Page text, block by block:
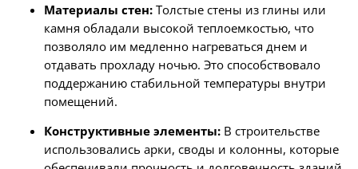
Материалы стен:Толстые стены из глины или
камня обладали высокой теплоемкостью, что
позволяло им медленно нагреваться днем и
отдавать прохладу ночью. Это способствовало
поддержанию стабильной температуры внутри
помещений.
Конструктивные элементы: В строительстве
использовались арки, своды и колонны, которые